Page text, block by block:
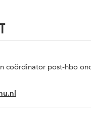
coördinator post-hbo